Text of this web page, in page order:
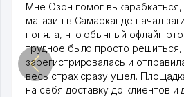
Мне Озон помог выкарабкаться,
магазин в Самарканде начал
поняла, что обычный офлайн
трудное было просто решиться,
зарегистрировалась и
весь страх сразу ушел.
на себя доставку до клиентов и